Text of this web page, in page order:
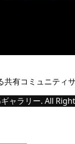
有コミュニティ
ギャラリー. All